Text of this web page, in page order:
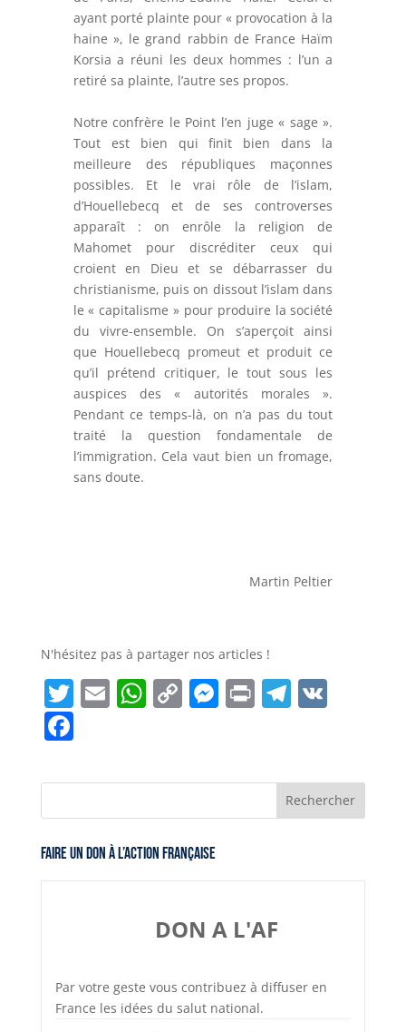
ayant porté plainte pour « provocation à la
haine », le grand rabbin de France Haïm
Korsia a réuni les deux hommes : l’un a
retiré sa plainte, l’autre ses propos.
Notre confrère le Point l’en juge « sage ».
Tout est bien qui finit bien dans la
meilleure des républiques maçonnes
possibles. Et le vrai rôle de l’islam,
d’Houellebecq et de ses controverses
apparaît : on enrôle la religion de
Mahomet pour discréditer ceux qui
croient en Dieu et se débarrasser du
christianisme, puis on dissout l’islam dans
le « capitalisme » pour produire la société
du vivre-ensemble. On s’aperçoit ainsi
que Houellebecq promeut et produit ce
qu’il prétend critiquer, le tout sous les
auspices des « autorités morales ».
Pendant ce temps-là, on n’a pas du tout
traité la question fondamentale de
l’immigration. Cela vaut bien un fromage,
sans doute.
Martin Peltier
N'hésitez pas à partager nos articles !
T
w
itt
er
E
l
W
s
A
p
p
C
y
Li
n
k
M
e
n
PrT
gr
a
V
F
c
e
b
o
Faire un don à l’Action Française
DON A L'AF
Par votre geste vous contribuez à diffuser en
France les idées du salut national.